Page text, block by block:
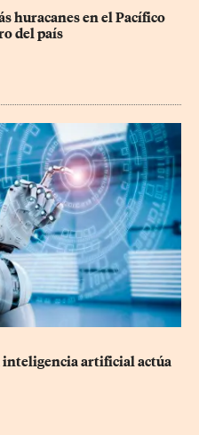
huracanes en el Pacífico
del país
inteligencia artificial actúa